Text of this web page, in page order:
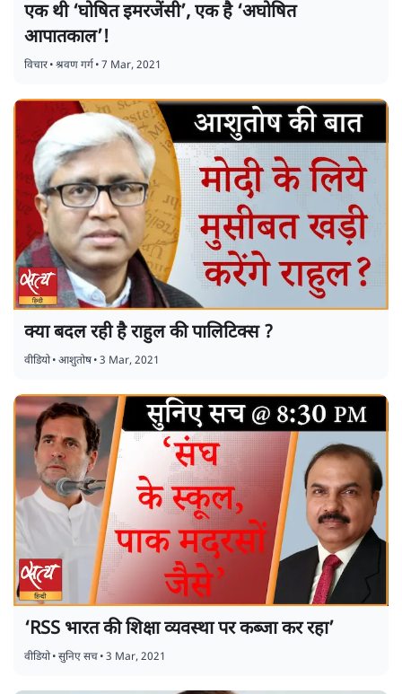
एक थी ‘घोषित इमरजेंसी’, एक है ‘अघोषित
आपातकाल’!
विचार•श्रवण गर्ग•7 Mar, 2021
क्या बदल रही है राहुल की पालिटिक्स ?
वीडियो•आशुतोष•3 Mar, 2021
‘RSS भारत की शिक्षा व्यवस्था पर कब्जा कर रहा’
वीडियो•सुनिए सच•3 Mar, 2021